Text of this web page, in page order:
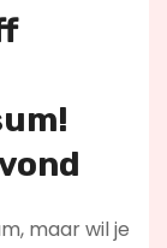
maar wil je